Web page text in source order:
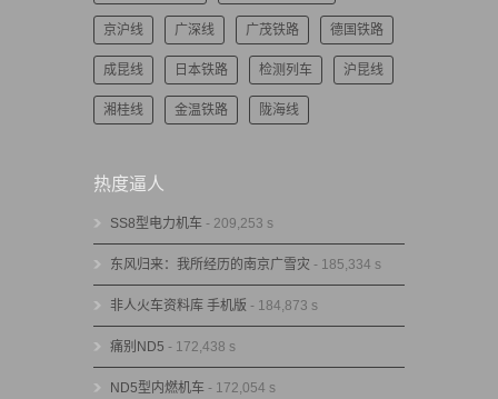
京沪线 广深线 广茂铁路 德国铁路
成昆线 日本铁路 检测列车 沪昆线
湘桂线 金温铁路 陇海线
热度逼人
SS8型电力机车 - 209,253 s
东风归来：我所经历的南京广雪灾 - 185,334 s
非人火车资料库 手机版 - 184,873 s
痛别ND5 - 172,438 s
ND5型内燃机车 - 172,054 s